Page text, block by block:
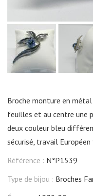
Broche monture en
feuilles et au centre une
deux couleur bleu
sécurisé, travail
Référence : N°P1539
Type de bijou : Broches